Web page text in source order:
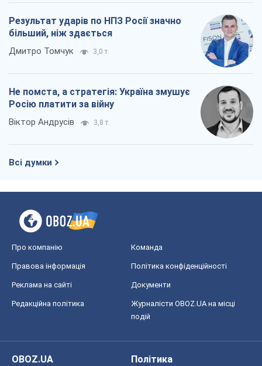
Результат ударів по НПЗ Росії значно
більший, ніж здається
Дмитро Томчук 3,0 т.
Не помста, а стратегія: Україна змушує
Росію платити за війну
Віктор Андрусів 3,8 т.
Всі думки
Про компанію Команда
Правова інформація Політика конфіденційності
Реклама на сайті Документи
Редакційна політика
Журналісти OBOZ.UA на місці
подій
OBOZ.UA
Політика